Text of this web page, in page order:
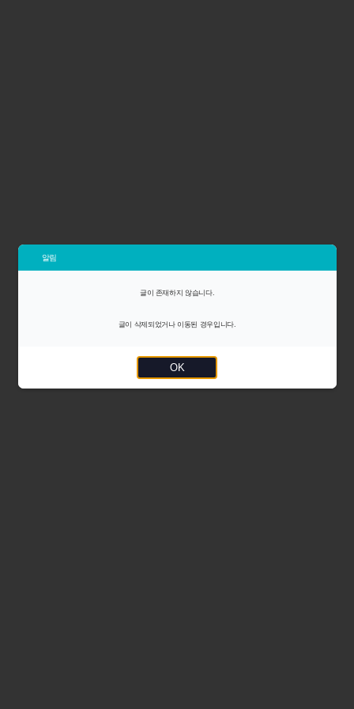
알림
글이 존재하지 않습니다.
글이 삭제되었거나 이동된 경우입니다.